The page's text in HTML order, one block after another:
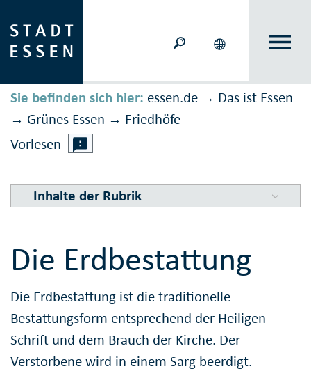
Sie befinden sich hier: essen.de → Das ist Essen
→ Grünes Essen → Friedhöfe
Vorlesen
Inhalte der Rubrik
Die Erdbestattung
Die Erdbestattung ist die traditionelle
Bestattungsform entsprechend der Heiligen
Schrift und dem Brauch der Kirche. Der
Verstorbene wird in einem Sarg beerdigt.